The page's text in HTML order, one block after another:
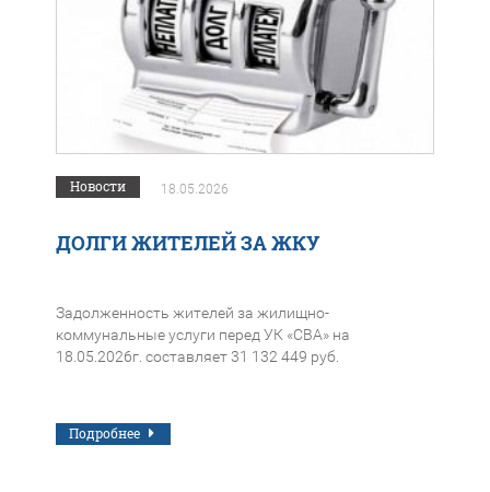
Новости 18.05.2026
ДОЛГИ ЖИТЕЛЕЙ ЗА ЖКУ
Задолженность жителей за жилищно-
коммунальные услуги перед УК «СВА» на
18.05.2026г. составляет 31 132 449 руб.
Подробнее